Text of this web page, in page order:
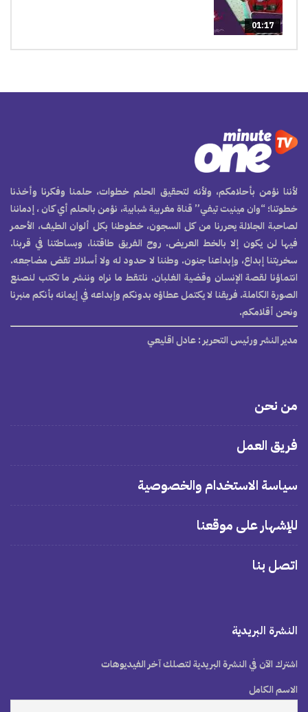
01:17
لأننا نؤمن بأحلامكم، ولأنه لتحقيق الحلم خطوات، حلمنا وفكرنا وأخذنا
خطوتنا؛ “وان مينيت تيفي” قناة مغربية شبابية، نؤمن بالحلم أي كان ، إدماننا
لصاحبة الجلالة يحررنا من كل السجون، خطوطنا بكل ألوان الطيف، الأحمر
فيها لن يكون إلا بالخط العريض. روح الفريق طاقتنا، وبساطتنا في قربنا.
سخريتنا إبداع، وإبداعنا جنون. وطننا لا حدود له ولا أسلاك تقض مضاجعه.
انتماؤنا لقصة الإنسان وقضية الغلبان. نلتقط ما نراه وننشر ما تكتب لنصنع
الصورة الكاملة. فريقنا لا يكتمل عطاؤه بدونكم وإبداعه في إيمانه بأنكم منبرنا
ونحن أقلامكم.
مدير النشر ورئيس التحرير : عادل اقليعي
من نحن
فريق العمل
سياسة الاستخدام والخصوصية
للإشهار على موقعنا
اتصل بنا
النشرة البريدية
اشترك الآن في النشرة البريدية لتصلك آخر الفيديوهات
الاسم الكامل